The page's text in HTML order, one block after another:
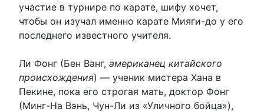
участие в турнире по карате, шифу хочет,
чтобы он изучал именно карате Мияги-до у его
последнего известного учителя.
Ли Фонг (Бен Ванг, американец китайского
происхождения) — ученик мистера Хана в
Пекине, пока его строгая мать, доктор Фонг
(Минг-На Вэнь, Чун-Ли из «Уличного бойца»),